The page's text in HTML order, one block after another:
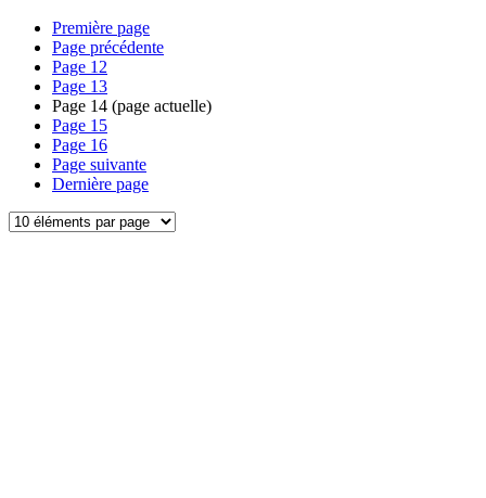
Première page
Page précédente
Page 12
Page 13
Page 14 (page actuelle)
Page 15
Page 16
Page suivante
Dernière page